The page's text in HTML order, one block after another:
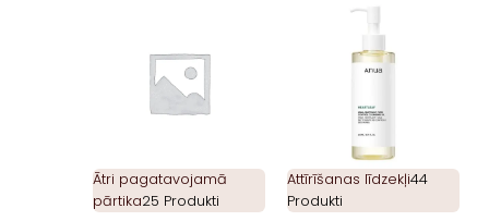
Ātri pagatavojamā
pārtika25 Produkti
Attīrīšanas līdzekļi44
Produkti